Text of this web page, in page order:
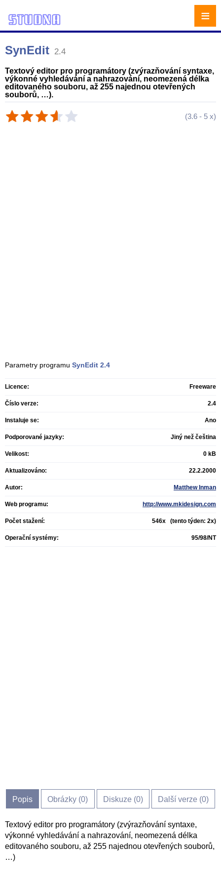
SynEdit 2.4
Textový editor pro programátory (zvýrazňování syntaxe,
výkonné vyhledávání a nahrazování, neomezená délka
editovaného souboru, až 255 najednou otevřených
souborů, …).
(3.6 - 5 x)
Parametry programu SynEdit 2.4
Licence: Freeware
Číslo verze: 2.4
Instaluje se: Ano
Podporované jazyky: Jiný než čeština
Velikost: 0 kB
Aktualizováno: 22.2.2000
Autor: Matthew Inman
Web programu: http://www.mkidesign.com
Počet stažení: 546x (tento týden: 2x)
Operační systémy: 95/98/NT
Popis Obrázky (0) Diskuze (0) Další verze (0)
Textový editor pro programátory (zvýrazňování syntaxe,
výkonné vyhledávání a nahrazování, neomezená délka
editovaného souboru, až 255 najednou otevřených souborů,
…)
≡